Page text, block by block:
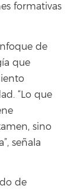
formativas
de
que
“Lo que
sino
señala
de